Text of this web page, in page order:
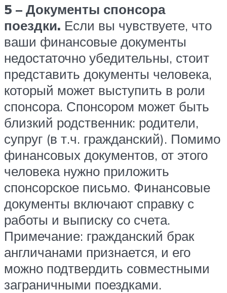
5 – Документы спонсора
поездки. Если вы чувствуете, что
ваши финансовые документы
недостаточно убедительны, стоит
представить документы человека,
который может выступить в роли
спонсора. Спонсором может быть
близкий родственник: родители,
супруг (в т.ч. гражданский). Помимо
финансовых документов, от этого
человека нужно приложить
спонсорское письмо. Финансовые
документы включают справку с
работы и выписку со счета.
Примечание: гражданский брак
англичанами признается, и его
можно подтвердить совместными
заграничными поездками.